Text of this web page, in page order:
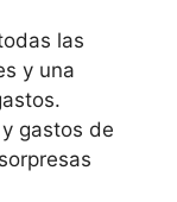
las
y una
gastos de